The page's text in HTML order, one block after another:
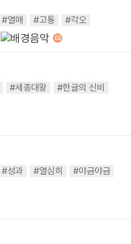
#열매 #고통 #각오
#세종대왕
#한글의 신비
#성과 #열심히
#야금야금